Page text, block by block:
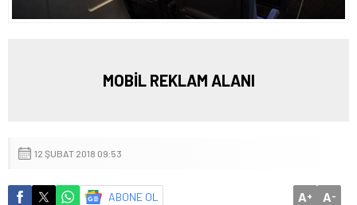
MOBİL REKLAM ALANI
12 ŞUBAT 2018 09:53
ABONE OL A+ A-